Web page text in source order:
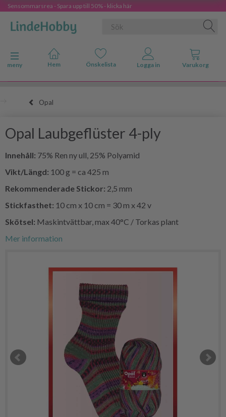
Sensommarsrea - Spara upp till 50% - klicka här
Ändra navigering
meny
Opal
Opal Laubgeflüster 4-ply
Innehåll: 75% Ren ny ull, 25% Polyamid
Vikt/Längd: 100 g = ca 425 m
Rekommenderade Stickor: 2,5 mm
Stickfasthet: 10 cm x 10 cm = 30 m x 42 v
Skötsel: Maskintvättbar, max 40°C / Torkas plant
Mer information